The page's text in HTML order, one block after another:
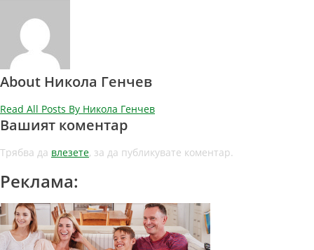
About Никола Генчев
Read All Posts By Никола Генчев
Вашият коментар
Трябва да влезете, за да публикувате коментар.
Реклама: